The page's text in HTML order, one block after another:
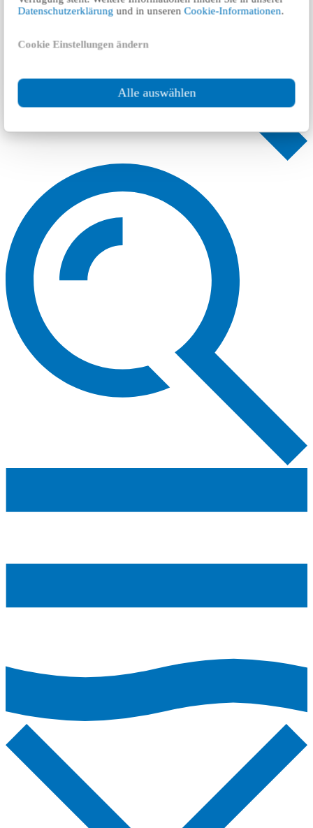
Datenschutzerklärung und in unserenCookie-Informationen.
Cookie Einstellungen ändern
Alle auswählen